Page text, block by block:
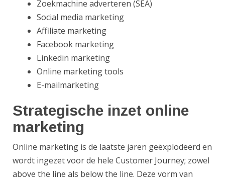
Zoekmachine adverteren (SEA)
Social media marketing
Affiliate marketing
Facebook marketing
Linkedin marketing
Online marketing tools
E-mailmarketing
Strategische inzet online
marketing
Online marketing is de laatste jaren geëxplodeerd en
wordt ingezet voor de hele Customer Journey; zowel
above the line als below the line. Deze vorm van